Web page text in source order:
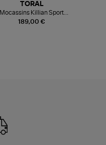
189,00 €
TORAL
Mocassins Killian Sport
Mousse